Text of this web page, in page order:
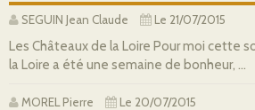
SEGUIN Jean Claude Le 21/07/2015
Les Châteaux de la Loire Pour moi cette
la Loire a été une semaine de bonheur, ...
MOREL Pierre Le 20/07/2015